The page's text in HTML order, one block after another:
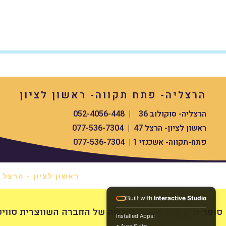
הרצליה- פתח תקווה- ראשון לציון
הרצליה- סוקולוב 36 | 052-4056-448
ראשון לציון- הרצל 47 | 077-536-7304
פתח-תקווה- אשכנזי 1 | 077-536-7304
ראשון לציון - הרצל 47 *
Built with Interactive Studio
Installed Apps: